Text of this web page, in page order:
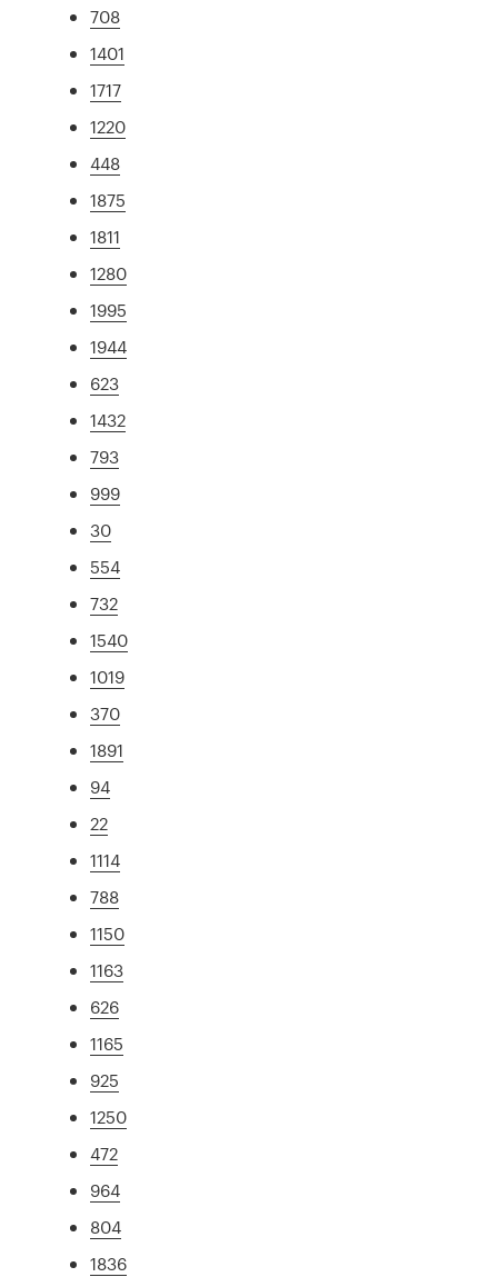
708
1401
1717
1220
448
1875
1811
1280
1995
1944
623
1432
793
999
30
554
732
1540
1019
370
1891
94
22
1114
788
1150
1163
626
1165
925
1250
472
964
804
1836